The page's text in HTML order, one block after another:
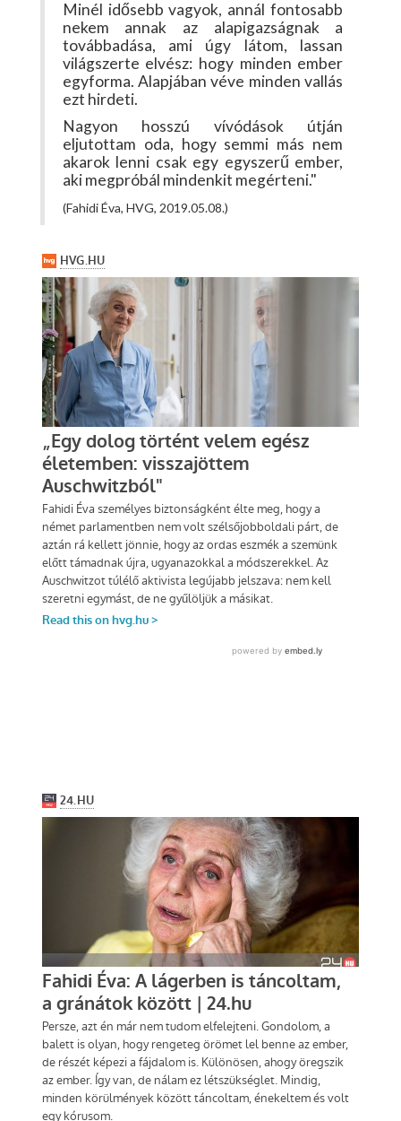
Minél idősebb vagyok, annál fontosabb
nekem annak az alapigazságnak a
továbbadása, ami úgy látom, lassan
világszerte elvész: hogy minden ember
egyforma. Alapjában véve minden vallás
ezt hirdeti.
Nagyon hosszú vívódások útján
eljutottam oda, hogy semmi más nem
akarok lenni csak egy egyszerű ember,
aki megpróbál mindenkit megérteni."
(Fahidi Éva, HVG, 2019.05.08.)